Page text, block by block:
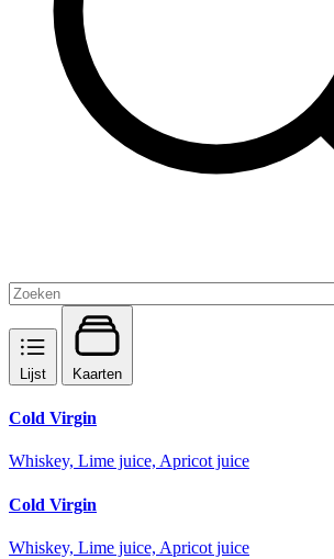
Lijst Kaarten
Cold Virgin
Whiskey, Lime juice, Apricot juice
Cold Virgin
Whiskey, Lime juice, Apricot juice